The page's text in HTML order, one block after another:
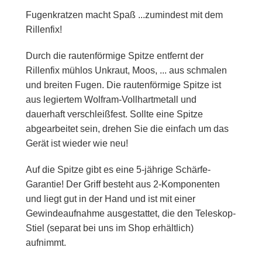
Fugenkratzen macht Spaß ...zumindest mit dem
Rillenfix!
Durch die rautenförmige Spitze entfernt der
Rillenfix mühlos Unkraut, Moos, ... aus schmalen
und breiten Fugen. Die rautenförmige Spitze ist
aus legiertem Wolfram-Vollhartmetall und
dauerhaft verschleißfest. Sollte eine Spitze
abgearbeitet sein, drehen Sie die einfach um das
Gerät ist wieder wie neu!
Auf die Spitze gibt es eine 5-jährige Schärfe-
Garantie! Der Griff besteht aus 2-Komponenten
und liegt gut in der Hand und ist mit einer
Gewindeaufnahme ausgestattet, die den Teleskop-
Stiel (separat bei uns im Shop erhältlich)
aufnimmt.